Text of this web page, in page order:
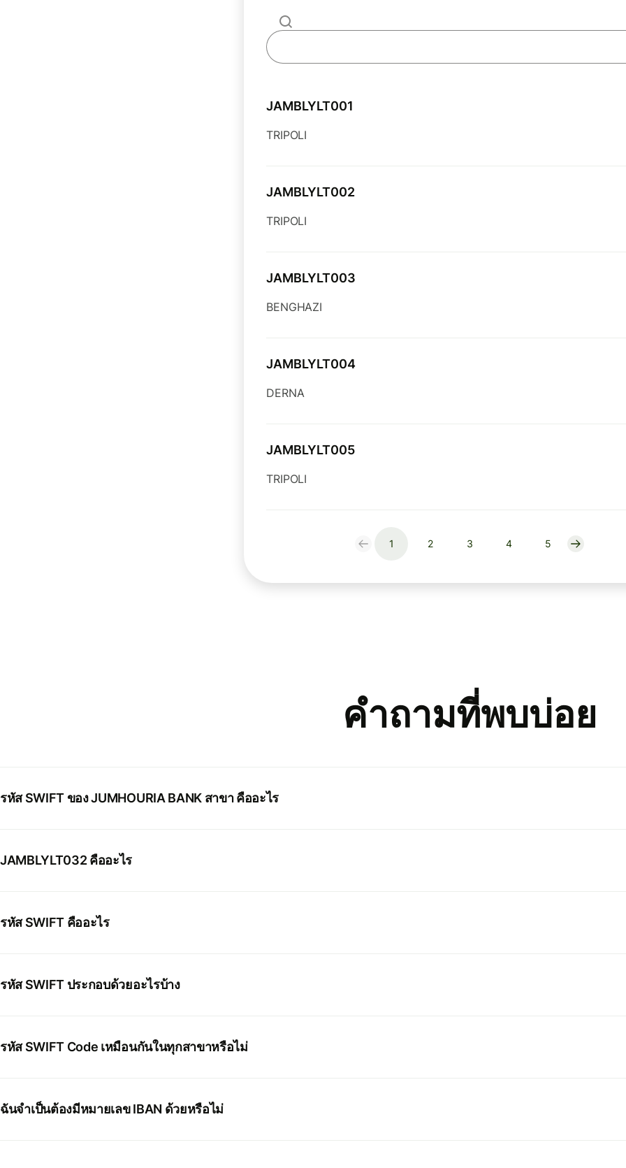
JAMBLYLT001
TRIPOLI
JAMBLYLT002
TRIPOLI
JAMBLYLT003
BENGHAZI
JAMBLYLT004
DERNA
JAMBLYLT005
TRIPOLI
1 2 3 4 5
คำถามที่พบบ่อย
รหัส SWIFT ของ JUMHOURIA BANK สาขา คืออะไร
JAMBLYLT032 คืออะไร
รหัส SWIFT คืออะไร
รหัส SWIFT ประกอบด้วยอะไรบ้าง
รหัส SWIFT Code เหมือนกันในทุกสาขาหรือไม่
ฉันจำเป็นต้องมีหมายเลข IBAN ด้วยหรือไม่